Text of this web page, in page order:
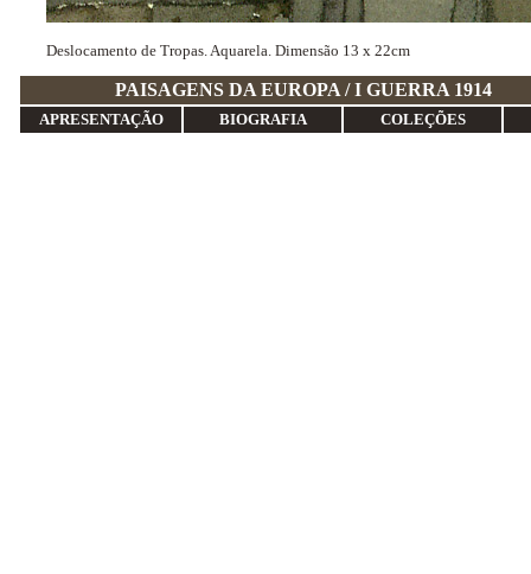
Deslocamento de Tropas. Aquarela. Dimensão 13 x 22cm
PAISAGENS DA EUROPA / I
APRESENTAÇÃO BIOGRAFIA COLEÇÕES